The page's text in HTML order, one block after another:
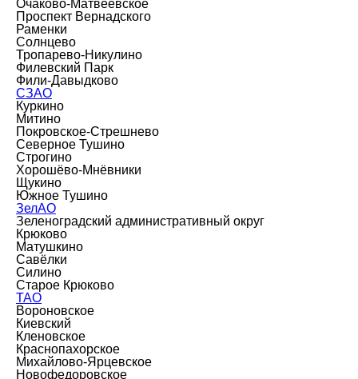
Очаково-Матвеевское
Проспект Вернадского
Раменки
Солнцево
Тропарево-Никулино
Филевский Парк
Фили-Давыдково
СЗАО
Куркино
Митино
Покровское-Стрешнево
Северное Тушино
Строгино
Хорошёво-Мнёвники
Щукино
Южное Тушино
ЗелАО
Зеленоградский административный округ
Крюково
Матушкино
Савёлки
Силино
Старое Крюково
ТАО
Вороновское
Киевский
Кленовское
Краснопахорское
Михайлово-Ярцевское
Новофедоровское